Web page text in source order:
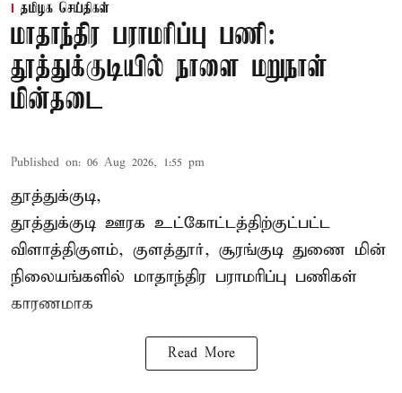
தமிழக செய்திகள்
மாதாந்திர பராமரிப்பு பணி:
தூத்துக்குடியில் நாளை மறுநாள்
மின்தடை
Published on: 06 Aug 2026, 1:55 pm
தூத்துக்குடி,
தூத்துக்குடி ஊரக உட்கோட்டத்திற்குட்பட்ட
விளாத்திகுளம், குளத்தூர், சூரங்குடி துணை மின்
நிலையங்களில் மாதாந்திர பராமரிப்பு பணிகள்
காரணமாக
Read More